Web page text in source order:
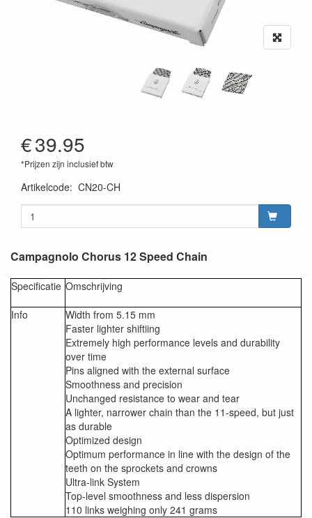
€39.95
*Prijzen zijn inclusief btw
Artikelcode: CN20-CH
Campagnolo Chorus 12 Speed Chain
Specificatie Omschrijving
Info
Width from 5.15 mm
Faster lighter shiftiing
Extremely high performance levels and durability
over time
Pins aligned with the external surface
Smoothness and precision
Unchanged resistance to wear and tear
A lighter, narrower chain than the 11-speed, but just
as durable
Optimized design
Optimum performance in line with the design of the
teeth on the sprockets and crowns
Ultra-link System
Top-level smoothness and less dispersion
110 links weighing only 241 grams